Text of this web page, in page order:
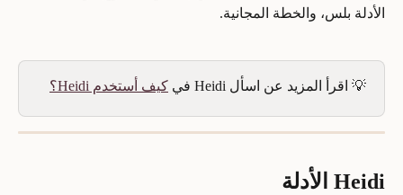
الأدلة بلس، والخطة المجانية.
💡 اقرأ المزيد عن اسأل Heidi في كيف أستخدم Heidi؟
Heidi الأدلة